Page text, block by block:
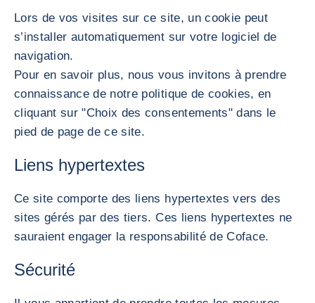
Lors de vos visites sur ce site, un cookie peut
s’installer automatiquement sur votre logiciel de
navigation.
Pour en savoir plus, nous vous invitons à prendre
connaissance de notre politique de cookies, en
cliquant sur "Choix des consentements" dans le
pied de page de ce site.
Liens hypertextes
Ce site comporte des liens hypertextes vers des
sites gérés par des tiers. Ces liens hypertextes ne
sauraient engager la responsabilité de Coface.
Sécurité